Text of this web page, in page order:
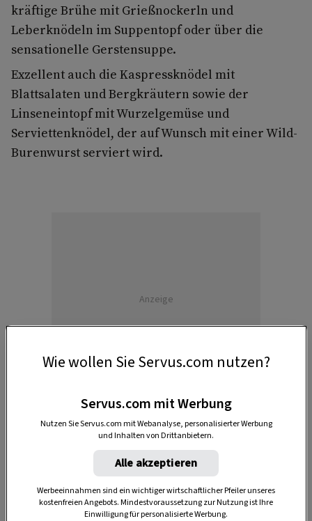
kräftige Brühe mit Grießnockerln und
Leberknödeln im Suppentopf oder über die
sensationelle Gerstensuppe.
Exzellent auch die Kaspressknödel mit
Blattsalaten und Bergkräutern sowie der
Linseneintopf mit Wurzelgemüse und
Serviettenknödel, der auf Wunsch mit einer Wild-
Burenwurst serviert wird.
Anzeige
Wie wollen Sie Servus.com nutzen?
Servus.com mit Werbung
Nutzen Sie Servus.com mit Webanalyse, personalisierter Werbung
und Inhalten von Drittanbietern.
Alle akzeptieren
Werbeeinnahmen sind ein wichtiger wirtschaftlicher Pfeiler unseres
kostenfreien Angebots. Mindestvoraussetzung zur Nutzung ist Ihre
Einwilligung für personalisierte Werbung.